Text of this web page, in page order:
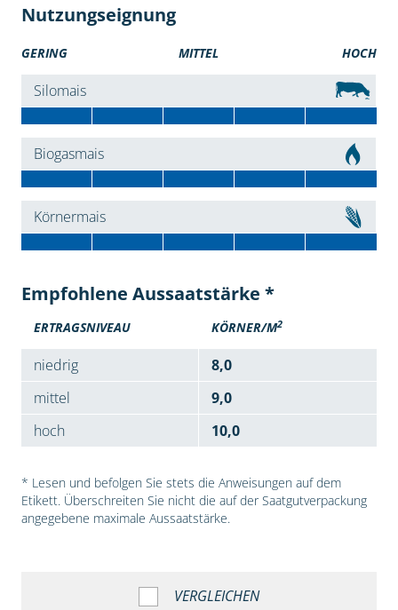
Nutzungseignung
GERING MITTEL HOCH
Silomais
Biogasmais
Körnermais
Empfohlene Aussaatstärke *
ERTRAGSNIVEAU KÖRNER/M2
niedrig
8,0
mittel
9,0
hoch
10,0
* Lesen und befolgen Sie stets die Anweisungen auf dem
Etikett. Überschreiten Sie nicht die auf der Saatgutverpackung
angegebene maximale Aussaatstärke.
VERGLEICHEN